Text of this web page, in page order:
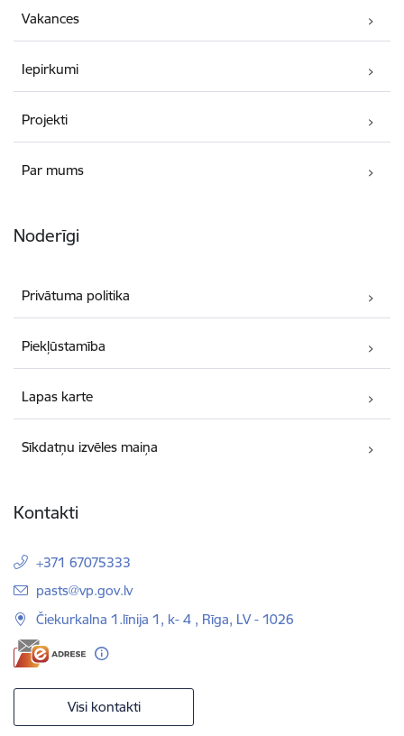
Vakances
Iepirkumi
Projekti
Par mums
Noderīgi
Privātuma politika
Piekļūstamība
Lapas karte
Sīkdatņu izvēles maiņa
Kontakti
+371 67075333
E-pasts:
pasts@vp.gov.lv
Čiekurkalna 1.līnija 1, k- 4 , Rīga, LV - 1026
Visi kontakti